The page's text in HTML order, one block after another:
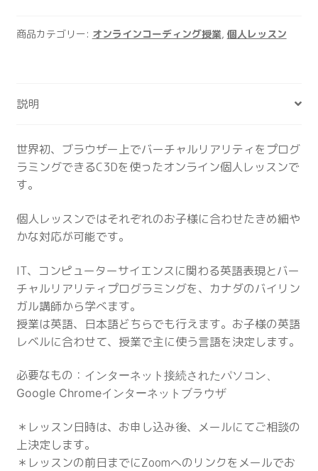
ー
ス
語
&
VR
プ
ロ
グ
ラ
ミ
ン
グ
（月
回）
個
商品カテゴリー: オンラインコーディング授業, 個人レッスン
説明
世界初、ブラウザー上でバーチャルリアリティをプログ
ラミングできるC3Dを使ったオンライン個人レッスンで
す。
個人レッスンではそれぞれのお子様に合わせたきめ細や
かな対応が可能です。
IT、コンピューターサイエンスに関わる英語表現とバー
チャルリアリティプログラミングを、カナダのバイリン
ガル講師から学べます。
授業は英語、日本語どちらでも行えます。お子様の英語
レベルに合わせて、授業で主に使う言語を決定します。
必要なもの： インターネット接続されたパソコン、
Google Chromeインターネットブラウザ
＊レッスン日時は、お申し込み後、メールにてご相談の
上決定します。
＊レッスンの前日までにZoomへのリンクをメールでお